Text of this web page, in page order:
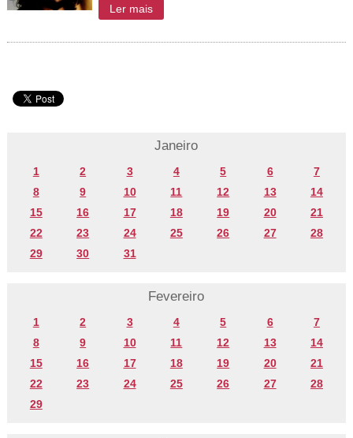
Ler mais
Janeiro
1 2 3 4 5 6
7
8
9 10 11 12 13
14
15
16 17 18 19 20
21
22
23 24 25 26 27
28
29
30 31
Fevereiro
1 2 3 4 5 6
7
8
9 10 11 12 13
14
15
16 17 18 19 20
21
22
23 24 25 26 27
28
29